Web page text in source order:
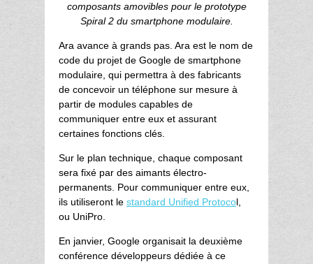
composants amovibles pour le prototype
Spiral 2 du smartphone modulaire.
Ara avance à grands pas. Ara est le nom de
code du projet de Google de smartphone
modulaire, qui permettra à des fabricants
de concevoir un téléphone sur mesure à
partir de modules capables de
communiquer entre eux et assurant
certaines fonctions clés.
Sur le plan technique, chaque composant
sera fixé par des aimants électro-
permanents. Pour communiquer entre eux,
ils utiliseront le standard Unified Protocol,
ou UniPro.
En janvier, Google organisait la deuxième
conférence développeurs dédiée à ce